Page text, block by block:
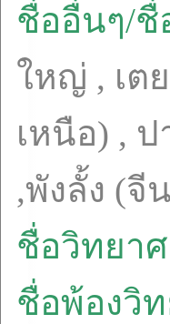
ชื่ออื่นๆ/ชื่
ใหญ่ , เต
เหนือ) ,
,พังลั้ง (จี
ชื่อวิทยา
ชื่อพ้องวิ